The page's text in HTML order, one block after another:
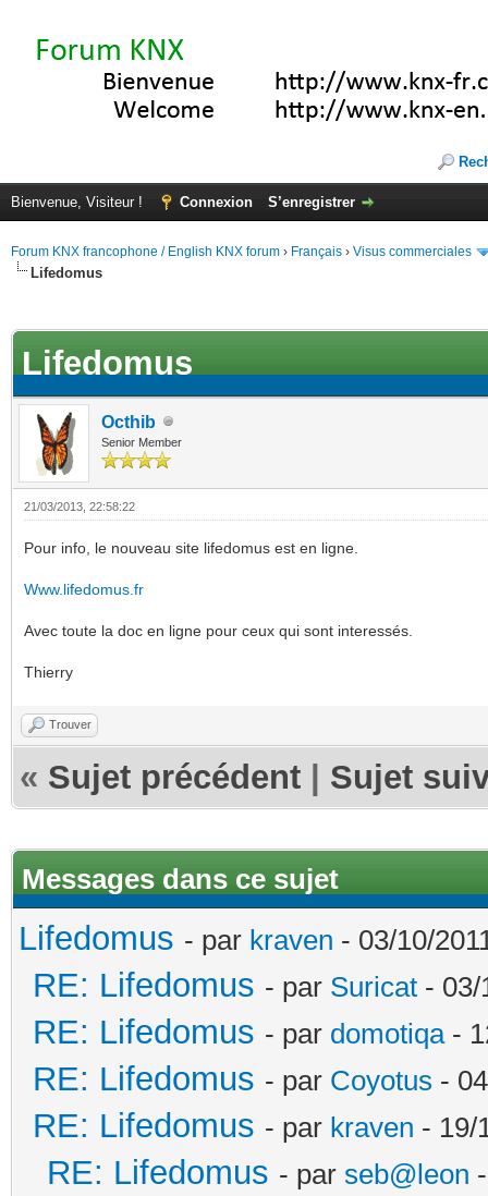
Bienvenue, Visiteur ! Connexion S’enregistrer
Forum KNX francophone / English KNX forum › Français › Visus commerciales
Lifedomus
Lifedomus
Octhib
Senior Member
21/03/2013, 22:58:22
Pour info, le nouveau site lifedomus est en ligne.
Www.lifedomus.fr
Avec toute la doc en ligne pour ceux qui sont interessés.
Thierry
Trouver
« Sujet précédent Sujet
Messages dans ce sujet
Lifedomus - par kraven - 03/10/
RE: Lifedomus - par Suricat - 03/
RE: Lifedomus - par domotiqa-
RE: Lifedomus - par Coyotus -
RE: Lifedomus - par kraven - 19/
RE: Lifedomus - par seb@leon